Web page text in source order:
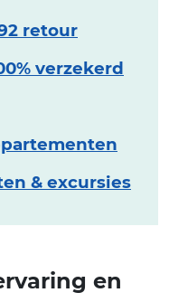
retour
verzekerd
& excursies
en